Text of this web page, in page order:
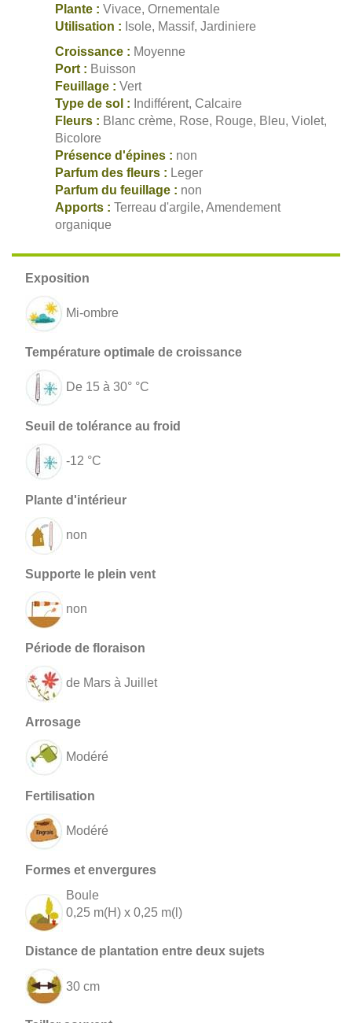
Plante : Vivace, Ornementale
Utilisation : Isole, Massif, Jardiniere
Croissance : Moyenne
Port : Buisson
Feuillage : Vert
Type de sol : Indifférent, Calcaire
Fleurs : Blanc crème, Rose, Rouge, Bleu, Violet,
Bicolore
Présence d'épines : non
Parfum des fleurs : Leger
Parfum du feuillage : non
Apports : Terreau d'argile, Amendement
organique
Mi-ombre
De 15 à 30° °C
-12 °C
non
non
de Mars à Juillet
Modéré
Modéré
Boule
0,25 m(H) x 0,25 m(l)
30 cm